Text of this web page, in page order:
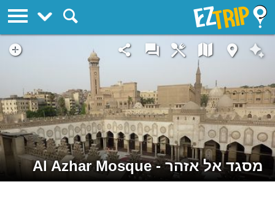
מסגד אל אזהר - Al Azhar Mosque
EZTrip